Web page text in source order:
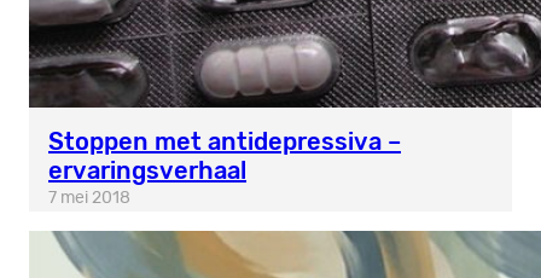
Stoppen met antidepressiva –
ervaringsverhaal
7 mei 2018